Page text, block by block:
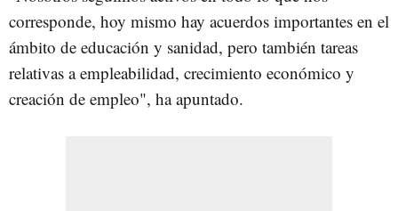
corresponde, hoy mismo hay acuerdos importantes en el
ámbito de educación y sanidad, pero también tareas
relativas a empleabilidad, crecimiento económico y
creación de empleo", ha apuntado.